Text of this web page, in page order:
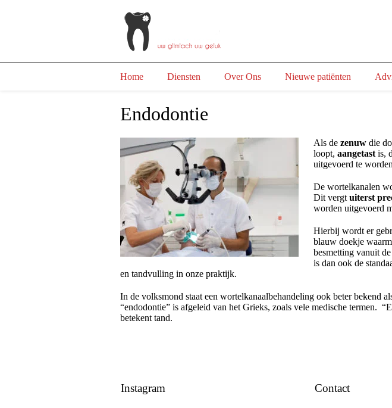
Home Diensten Over Ons Nieuwe patiënten
Endodontie
Als de zenuw die
loopt,aangetast is,
uitgevoerd te
De wortelkanalen
Dit vergtuiterst
worden uitgevoerd
Hierbij wordt er
blauw doekje
besmetting vanuit
is dan ook de
en tandvulling in onze praktijk.
In de volksmond staat een wortelkanaalbehandeling ook beter bekend
“endodontie” is afgeleid van het Grieks, zoals vele medische termen.
betekent tand.
Instagram Contact